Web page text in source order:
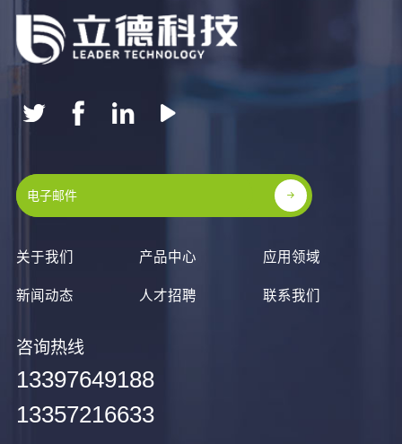
关于我们 产品中心 应用领域
新闻动态 人才招聘 联系我们
咨询热线
13397649188
13357216633